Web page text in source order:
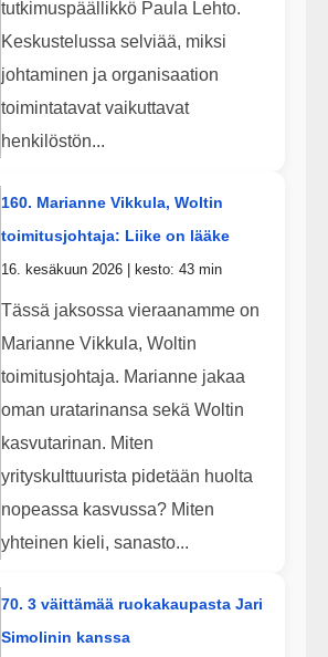
tutkimuspäällikkö Paula Lehto.
Keskustelussa selviää, miksi
johtaminen ja organisaation
toimintatavat vaikuttavat
henkilöstön...
160. Marianne Vikkula, Woltin
toimitusjohtaja: Liike on lääke
16. kesäkuun 2026 | kesto: 43 min
Tässä jaksossa vieraanamme on
Marianne Vikkula, Woltin
toimitusjohtaja. Marianne jakaa
oman uratarinansa sekä Woltin
kasvutarinan. Miten
yrityskulttuurista pidetään huolta
nopeassa kasvussa? Miten
yhteinen kieli, sanasto...
70. 3 väittämää ruokakaupasta Jari
Simolinin kanssa